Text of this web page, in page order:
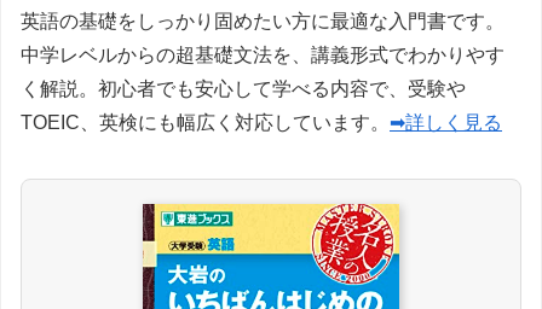
英語の基礎をしっかり固めたい方に最適な入門書です。
中学レベルからの超基礎文法を、講義形式でわかりやす
く解説。初心者でも安心して学べる内容で、受験や
TOEIC、英検にも幅広く対応しています。 ➡詳しく見る